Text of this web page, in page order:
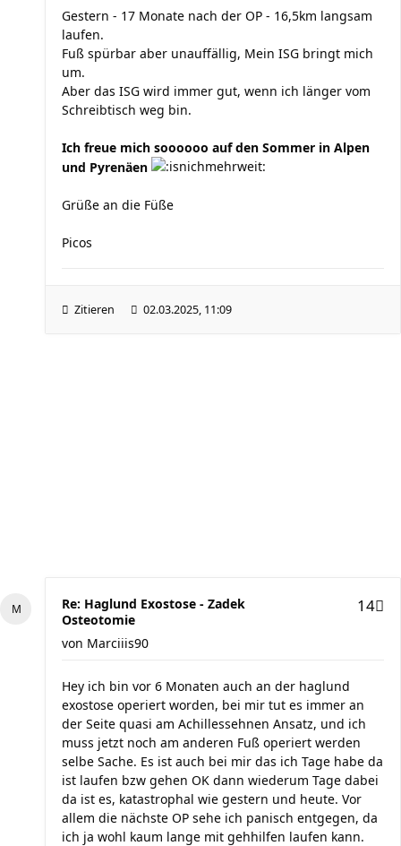
Gestern - 17 Monate nach der OP - 16,5km langsam
laufen.
Fuß spürbar aber unauffällig, Mein ISG bringt mich
um.
Aber das ISG wird immer gut, wenn ich länger vom
Schreibtisch weg bin.
Ich freue mich soooooo auf den Sommer in Alpen
und Pyrenäen
Grüße an die Füße
Picos
Zitieren 02.03.2025, 11:09
Re: Haglund Exostose - Zadek
Osteotomie
14
von Marciiis90
Hey ich bin vor 6 Monaten auch an der haglund
exostose operiert worden, bei mir tut es immer an
der Seite quasi am Achillessehnen Ansatz, und ich
muss jetzt noch am anderen Fuß operiert werden
selbe Sache. Es ist auch bei mir das ich Tage habe da
ist laufen bzw gehen OK dann wiederum Tage dabei
da ist es, katastrophal wie gestern und heute. Vor
allem die nächste OP sehe ich panisch entgegen, da
ich ja wohl kaum lange mit gehhilfen laufen kann.